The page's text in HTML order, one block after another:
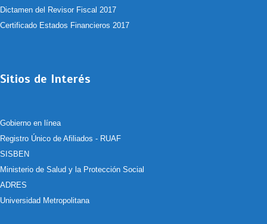
Dictamen del Revisor Fiscal 2017
Certificado Estados Financieros 2017
Sitios de Interés
Gobierno en línea
Registro Único de Afiliados - RUAF
SISBEN
Ministerio de Salud y la Protección Social
ADRES
Universidad Metropolitana